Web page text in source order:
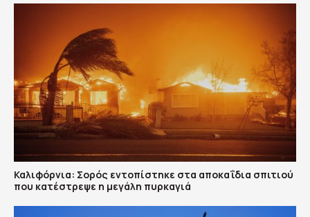
Καλιφόρνια: Σορός εντοπίστηκε στα αποκαΐδια σπιτιού
που κατέστρεψε η μεγάλη πυρκαγιά